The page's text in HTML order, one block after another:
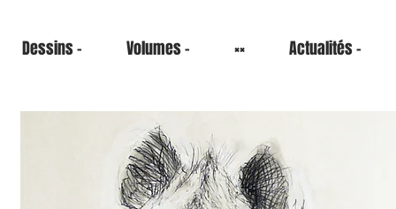
Dessins - Volumes - ×× Actualités -